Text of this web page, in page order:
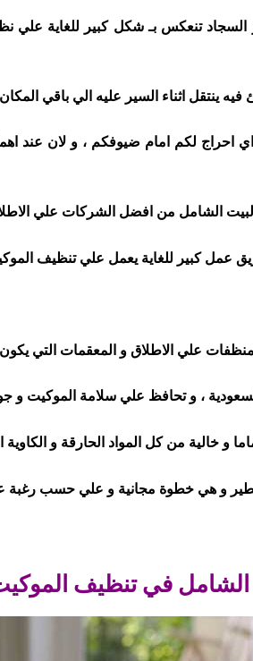
و السجاد تنعكس بـ شكل كبير للغاية
ينتقل اثناء السير عليه الي باقي
احراج لكم امام ضيوفكم ، و لان عند
الشامل من افضل الشركات علي
عمل كبير للغاية يعمل علي تنظيف
علي الاطلاق و المعقمات التي
، و تحافظ علي سلامة الموكيت و
و خالية من كل المواد الحارقة و الكاوية
و هي خطوة مجانية و علي حسب رغبة
الشامل في تنظيف